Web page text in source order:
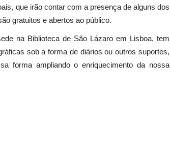
que irão contar com a presença de alguns dos
gratuitos e abertos ao público.
na Biblioteca de São Lázaro em Lisboa, tem
sob a forma de diários ou outros suportes,
forma ampliando o enriquecimento da nossa
Cultura